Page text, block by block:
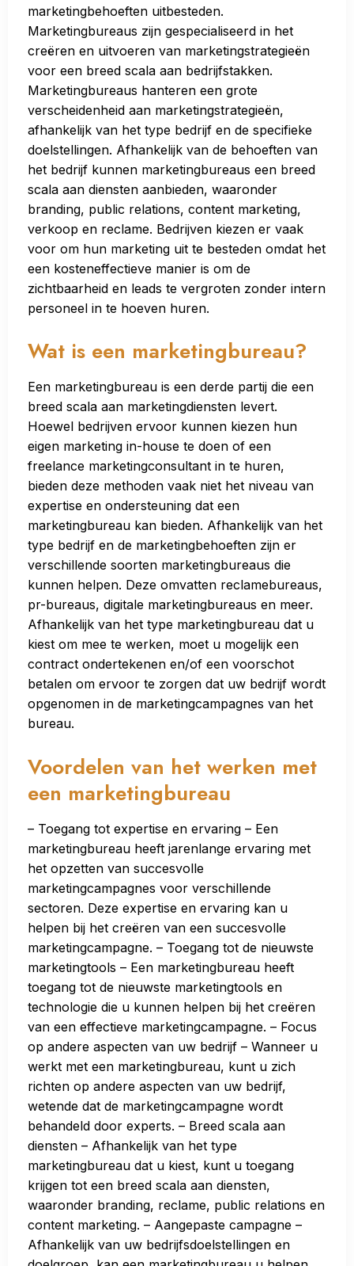
marketingbehoeften uitbesteden.
Marketingbureaus zijn gespecialiseerd in het
creëren en uitvoeren van marketingstrategieën
voor een breed scala aan bedrijfstakken.
Marketingbureaus hanteren een grote
verscheidenheid aan marketingstrategieën,
afhankelijk van het type bedrijf en de specifieke
doelstellingen. Afhankelijk van de behoeften van
het bedrijf kunnen marketingbureaus een breed
scala aan diensten aanbieden, waaronder
branding, public relations, content marketing,
verkoop en reclame. Bedrijven kiezen er vaak
voor om hun marketing uit te besteden omdat het
een kosteneffectieve manier is om de
zichtbaarheid en leads te vergroten zonder intern
personeel in te hoeven huren.
Wat is een marketingbureau?
Een marketingbureau is een derde partij die een
breed scala aan marketingdiensten levert.
Hoewel bedrijven ervoor kunnen kiezen hun
eigen marketing in-house te doen of een
freelance marketingconsultant in te huren,
bieden deze methoden vaak niet het niveau van
expertise en ondersteuning dat een
marketingbureau kan bieden. Afhankelijk van het
type bedrijf en de marketingbehoeften zijn er
verschillende soorten marketingbureaus die
kunnen helpen. Deze omvatten reclamebureaus,
pr-bureaus, digitale marketingbureaus en meer.
Afhankelijk van het type marketingbureau dat u
kiest om mee te werken, moet u mogelijk een
contract ondertekenen en/of een voorschot
betalen om ervoor te zorgen dat uw bedrijf wordt
opgenomen in de marketingcampagnes van het
bureau.
Voordelen van het werken met
een marketingbureau
– Toegang tot expertise en ervaring – Een
marketingbureau heeft jarenlange ervaring met
het opzetten van succesvolle
marketingcampagnes voor verschillende
sectoren. Deze expertise en ervaring kan u
helpen bij het creëren van een succesvolle
marketingcampagne. – Toegang tot de nieuwste
marketingtools – Een marketingbureau heeft
toegang tot de nieuwste marketingtools en
technologie die u kunnen helpen bij het creëren
van een effectieve marketingcampagne. – Focus
op andere aspecten van uw bedrijf – Wanneer u
werkt met een marketingbureau, kunt u zich
richten op andere aspecten van uw bedrijf,
wetende dat de marketingcampagne wordt
behandeld door experts. – Breed scala aan
diensten – Afhankelijk van het type
marketingbureau dat u kiest, kunt u toegang
krijgen tot een breed scala aan diensten,
waaronder branding, reclame, public relations en
content marketing. – Aangepaste campagne –
Afhankelijk van uw bedrijfsdoelstellingen en